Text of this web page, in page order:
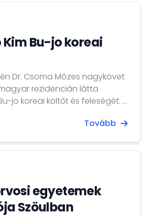
Bu-jo koreai
én Dr. Csoma Mózes nagykövet
rezidencián látta
jo koreai költőt és feleségét. A
és Gundel-palacsintát is.
Tovább
egyetemek
Szöulban